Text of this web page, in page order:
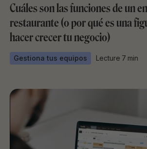
Cuáles son las funciones de un
restaurante (o por qué es una
hacer crecer tu negocio)
Gestiona tus equipos Lecture 7 min